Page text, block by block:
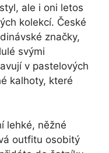
ale i oni letos
kolekcí. České
značky,
svými
v pastelových
kalhoty, které
lehké, něžné
outfitu osobitý